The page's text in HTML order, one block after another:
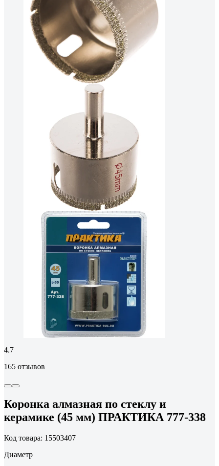
4.7
165 отзывов
Коронка алмазная по стеклу и
керамике (45 мм) ПРАКТИКА 777-338
Код товара: 15503407
Диаметр